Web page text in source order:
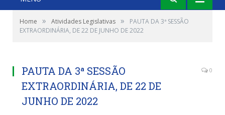
Home » Atividades Legislativas »
PAUTA DA 3ª SESSÃO
EXTRAORDINÁRIA, DE 22 DE JUNHO DE 2022
PAUTA DA 3ª SESSÃO
EXTRAORDINÁRIA, DE 22 DE
JUNHO DE 2022
0